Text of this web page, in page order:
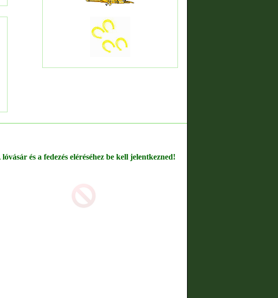
lóvásár és a fedezés eléréséhez be kell jelentkezned!